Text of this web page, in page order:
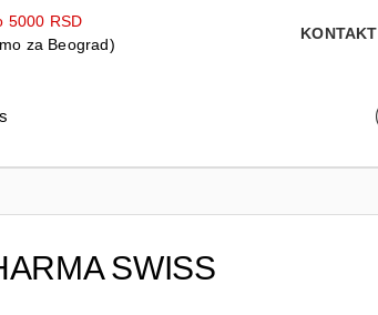
5000 RSD
za Beograd)
KONTAKT
SWISS